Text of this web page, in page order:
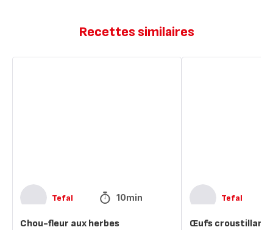
Recettes similaires
Tefal 10min
Chou-fleur aux herbes
Tefal
Œufs croustillants